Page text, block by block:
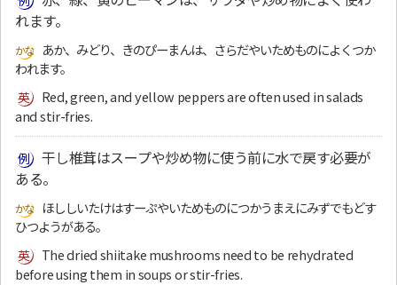
れます。
あか、みどり、きのぴーまんは、さらだやいためものによくつか
われます。
Red, green, and yellow peppers are often used in salads
and stir-fries.
干し椎茸はスープや炒め物に使う前に水で戻す必要が
ある。
ほししいたけはすーぷやいためものにつかうまえにみずでもどす
ひつようがある。
The dried shiitake mushrooms need to be rehydrated
before using them in soups or stir-fries.